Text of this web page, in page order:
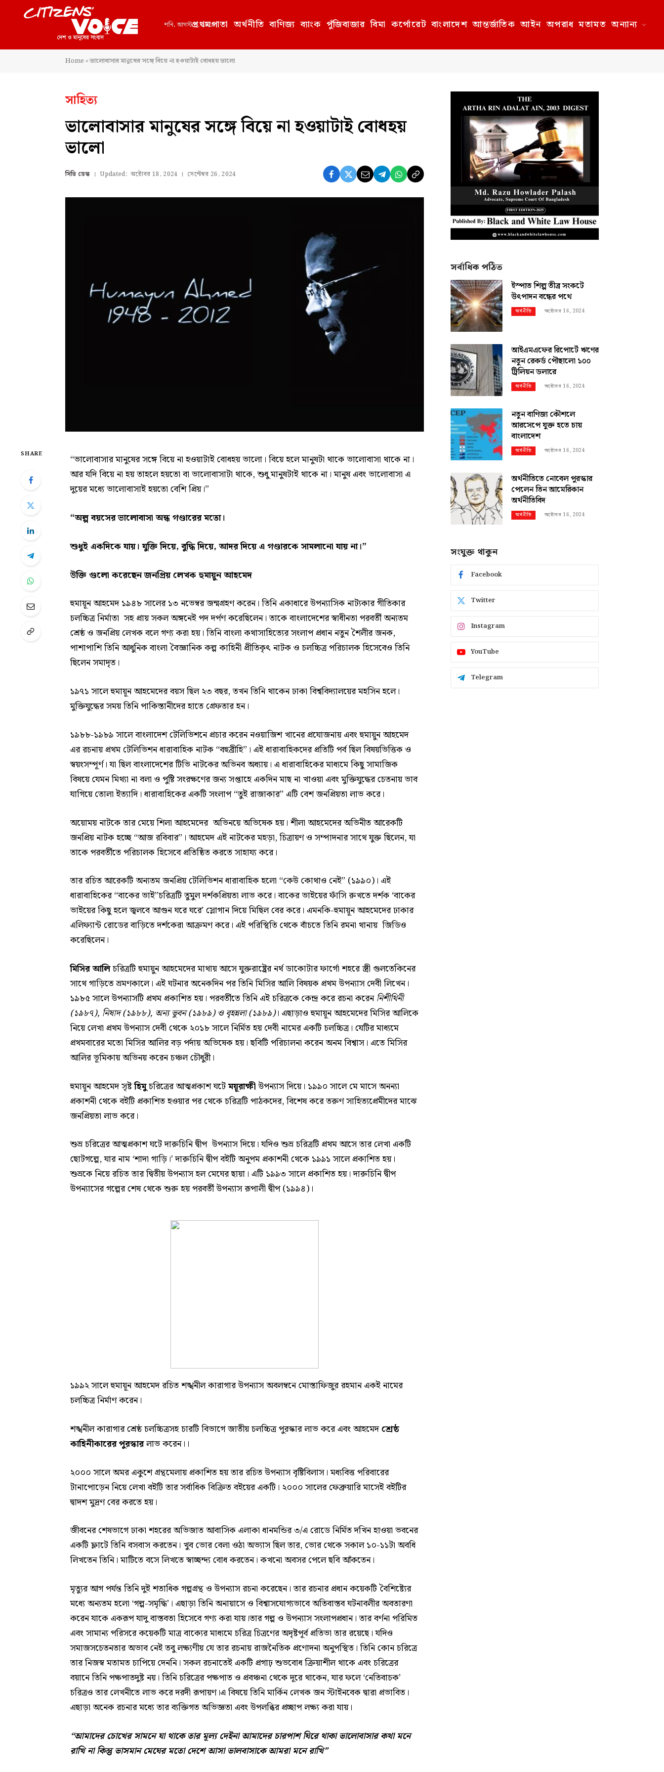
শনি, আগস্ট 8, 2026
প্রথমপাতা অর্থনীতি বাণিজ্য ব্যাংক পুঁজিবাজার বিমা কর্পোরেট বাংলাদেশ আন্তর্জাতিক আইন অপরাধ মতামত অন্যান্য
Home»ভালোবাসার মানুষের সঙ্গে বিয়ে না হওয়াটাই বোধহয় ভালো
সাহিত্য
ভালোবাসার মানুষের সঙ্গে বিয়ে না হওয়াটাই বোধহয়
ভালো
সিভি ডেস্ক Updated: অক্টোবর 18, 2024 সেপ্টেম্বর 26, 2024
SHARE
“ভালোবাসার মানুষের সঙ্গে বিয়ে না হওয়াটাই বোধহয় ভালো। বিয়ে হলে মানুষটা থাকে ভালোবাসা থাকে না।
আর যদি বিয়ে না হয় তাহলে হয়তো বা ভালোবাসাটা থাকে, শুধু মানুষটাই থাকে না। মানুষ এবং ভালোবাসা এ
দুয়ের মধ্যে ভালোবাসাই হয়তো বেশি প্রিয়।”
“অল্প বয়সের ভালোবাসা অন্ধ গণ্ডারের মতো।
শুধুই একদিকে যায়। যুক্তি দিয়ে, বুদ্ধি দিয়ে, আদর দিয়ে এ গণ্ডারকে সামলানো যায় না।”
উক্তি গুলো করেছেন জনপ্রিয় লেখক হুমায়ুন আহমেদ
হুমায়ূন আহমেদ ১৯৪৮ সালের ১৩ নভেম্বর জন্মগ্রহণ করেন। তিনি একাধারে উপন্যাসিক নাট্যকার গীতিকার
চলচ্চিত্র নির্মাতা সহ প্রায় সকল অঙ্গনেই পদ দর্পণ করেছিলেন। তাকে বাংলাদেশের স্বাধীনতা পরবর্তী অন্যতম
শ্রেষ্ঠ ও জনপ্রিয় লেখক বলে গণ্য করা হয়। তিনি বাংলা কথাসাহিত্যের সংলাপ প্রধান নতুন শৈলীর জনক,
পাশাপাশি তিনি আধুনিক বাংলা বৈজ্ঞানিক কল্প কাহিনী প্রীতিকৃৎ নাটক ও চলচ্চিত্র পরিচালক হিসেবেও তিনি
ছিলেন সমাদৃত।
১৯৭১ সালে হুমায়ূন আহমেদের বয়স ছিল ২৩ বছর, তখন তিনি থাকেন ঢাকা বিশ্ববিদ্যালয়ের মহসিন হলে।
মুক্তিযুদ্ধের সময় তিনি পাকিস্তানীদের হাতে গ্রেফতার হন।
১৯৮৮-১৯৮৯ সালে বাংলাদেশ টেলিভিশনে প্রচার করেন নওয়াজিশ খানের প্রযোজনায় এবং হুমায়ুন আহমেদ
এর রচনায় প্রথম টেলিভিশন ধারাবাহিক নাটক “বহুব্রীহি”। এই ধারাবাহিকদের প্রতিটি পর্ব ছিল বিষয়ভিত্তিক ও
স্বয়ংসম্পূর্ণ। যা ছিল বাংলাদেশের টিভি নাটকের অভিনব অধ্যায়। এ ধারাবাহিকের মাধ্যমে কিছু সামাজিক
বিষয়ে যেমন মিথ্যা না বলা ও পুষ্টি সংরক্ষণের জন্য সপ্তাহে একদিন মাছ না খাওয়া এবং মুক্তিযুদ্ধের চেতনায় ভাব
যাগিয়ে তোলা ইত্যাদি। ধারাবাহিকের একটি সংলাপ “তুই রাজাকার” এটি বেশ জনপ্রিয়তা লাভ করে।
অয়োময় নাটকে তার মেয়ে শিলা আহমেদের অভিনয়ে অভিষেক হয়। শীলা আহমেদের অভিনীত আরেকটি
জনপ্রিয় নাটক হচ্ছে “আজ রবিবার”। আহমেদ এই নাটকের মহড়া, চিত্রায়ণ ও সম্পাদনার সাথে যুক্ত ছিলেন, যা
তাকে পরবর্তীতে পরিচালক হিসেবে প্রতিষ্ঠিত করতে সাহায্য করে।
তার রচিত আরেকটি অন্যতম জনপ্রিয় টেলিভিশন ধারাবাহিক হলো “কেউ কোথাও নেই” (১৯৯০)। এই
ধারাবাহিকের “বাকের ভাই”চরিত্রটি তুমুল দর্শকপ্রিয়তা লাভ করে। বাকের ভাইয়ের ফাঁসি রুখতে দর্শক ‘বাকের
ভাইয়ের কিছু হলে জ্বলবে আগুন ঘরে ঘরে’ স্লোগান দিয়ে মিছিল বের করে। এমনকি-হুমায়ূন আহমেদের ঢাকার
এলিফ্যান্ট রোডের বাড়িতে দর্শকেরা আক্রমণ করে। এই পরিস্থিতি থেকে বাঁচতে তিনি রমনা থানায় জিডিও
করেছিলেন।
মিসির আলিচরিত্রটি হুমায়ুন আহমেদের মাথায় আসে যুক্তরাষ্ট্রের নর্থ ডাকোটার ফার্গো শহরে স্ত্রী গুলতেকিনের
সাথে গাড়িতে ভ্রমণকালে। এই ঘটনার অনেকদিন পর তিনি মিসির আলি বিষয়ক প্রথম উপন্যাস দেবী লিখেন।
১৯৮৫ সালে উপন্যাসটি প্রথম প্রকাশিত হয়। পরবর্তীতে তিনি এই চরিত্রকে কেন্দ্র করে রচনা করেননিশীথিনী
(১৯৮৭), নিষাদ (১৯৮৮), অন্য ভুবন (১৯৮৯) ও বৃহন্নলা (১৯৮৯)। এছাড়াও হুমায়ূন আহমেদের মিসির আলিকে
নিয়ে লেখা প্রথম উপন্যাস দেবী থেকে ২০১৮ সালে নির্মিত হয় দেবী নামের একটি চলচ্চিত্র। যেটির মাধ্যমে
প্রথমবারের মতো মিসির আলির বড় পর্দায় অভিষেক হয়। ছবিটি পরিচালনা করেন অনম বিশ্বাস। এতে মিসির
আলির ভূমিকায় অভিনয় করেন চঞ্চল চৌধুরী।
হুমায়ূন আহমেদ সৃষ্টহিমুচরিত্রের আত্মপ্রকাশ ঘটেময়ূরাক্ষীউপন্যাস দিয়ে। ১৯৯০ সালে মে মাসে অনন্যা
প্রকাশনী থেকে বইটি প্রকাশিত হওয়ার পর থেকে চরিত্রটি পাঠকদের, বিশেষ করে তরুণ সাহিত্যপ্রেমীদের মাঝে
জনপ্রিয়তা লাভ করে।
শুভ্র চরিত্রের আত্মপ্রকাশ ঘটে দারুচিনি দ্বীপ উপন্যাস দিয়ে। যদিও শুভ্র চরিত্রটি প্রথম আসে তার লেখা একটি
ছোটগল্পে, যার নাম ‘শাদা গাড়ি।’ দারুচিনি দ্বীপ বইটি অনুপম প্রকাশনী থেকে ১৯৯১ সালে প্রকাশিত হয়।
শুভ্রকে নিয়ে রচিত তার দ্বিতীয় উপন্যাস হল মেঘের ছায়া। এটি ১৯৯৩ সালে প্রকাশিত হয়। দারুচিনি দ্বীপ
উপন্যাসের গল্পের শেষ থেকে শুরু হয় পরবর্তী উপন্যাস রূপালী দ্বীপ (১৯৯৪)।
১৯৯২ সালে হুমায়ূন আহমেদ রচিত শঙ্খনীল কারাগার উপন্যাস অবলম্বনে মোস্তাফিজুর রহমান একই নামের
চলচ্চিত্র নির্মাণ করেন।
শঙ্খনীল কারাগার শ্রেষ্ঠ চলচ্চিত্রসহ চারটি বিভাগে জাতীয় চলচ্চিত্র পুরস্কার লাভ করে এবং আহমেদশ্রেষ্ঠ
কাহিনীকারের পুরস্কারলাভ করেন।।
২০০০ সালে অমর একুশে গ্রন্থমেলায় প্রকাশিত হয় তার রচিত উপন্যাস বৃষ্টিবিলাস। মধ্যবিত্ত পরিবারের
টানাপোড়েন নিয়ে লেখা বইটি তার সর্বাধিক বিক্রিত বইয়ের একটি। ২০০০ সালের ফেব্রুয়ারি মাসেই বইটির
দ্বাদশ মুদ্রণ বের করতে হয়।
জীবনের শেষভাগে ঢাকা শহরের অভিজাত আবাসিক এলাকা ধানমন্ডির ৩/এ রোডে নির্মিত দখিন হাওয়া ভবনের
একটি ফ্লাটে তিনি বসবাস করতেন। খুব ভোর বেলা ওঠা অভ্যাস ছিল তার, ভোর থেকে সকাল ১০-১১টা অবধি
লিখতেন তিনি। মাটিতে বসে লিখতে স্বাচ্ছন্দ্য বোধ করতেন। কখনো অবসর পেলে ছবি আঁকতেন।
মৃত্যুর আগ পর্যন্ত তিনি দুই শতাধিক গল্পগ্রন্থ ও উপন্যাস রচনা করেছেন। তার রচনার প্রধান কয়েকটি বৈশিষ্ট্যের
মধ্যে অন্যতম হলো ‘গল্প-সমৃদ্ধি’। এছাড়া তিনি অনায়াসে ও বিশ্বাসযোগ্যভাবে অতিবাস্তব ঘটনাবলীর অবতারণা
করেন যাকে একরূপ যাদু বাস্তবতা হিসেবে গণ্য করা যায়।তার গল্প ও উপন্যাস সংলাপপ্রধান। তার বর্ণনা পরিমিত
এবং সামান্য পরিসরে কয়েকটি মাত্র বাক্যের মাধ্যমে চরিত্র চিত্রণের অদৃষ্টপূর্ব প্রতিভা তার রয়েছে। যদিও
সমাজসচেতনতার অভাব নেই তবু লক্ষ্যণীয় যে তার রচনায় রাজনৈতিক প্রণোদনা অনুপস্থিত। তিনি কোন চরিত্রে
তার নিজস্ব মতামত চাপিয়ে দেননি। সকল রচনাতেই একটি প্রগাঢ় শুভবোধ ক্রিয়াশীল থাকে এবং চরিত্রের
বয়ানে তিনি পক্ষপাতদুষ্ট নয়। তিনি চরিত্রের পক্ষপাত ও প্রবঞ্চনা থেকে দূরে থাকেন, যার ফলে ‘নেতিবাচক’
চরিত্রও তার লেখনীতে লাভ করে দরদী রূপায়ণ।এ বিষয়ে তিনি মার্কিন লেখক জন স্টাইনবেক দ্বারা প্রভাবিত।
এছাড়া অনেক রচনার মধ্যে তার ব্যক্তিগত অভিজ্ঞতা এবং উপলব্ধির প্রচ্ছাপ লক্ষ্য করা যায়।
“আমাদের চোখের সামনে যা থাকে তার মূল্য দেইনা আমাদের চারপাশ ঘিরে থাকা ভালোবাসার কথা মনে
রাখি না কিন্তু ভাসমান মেঘের মতো দেশে আসা ভালবাসাকে আমরা মনে রাখি”
সর্বাধিক পঠিত
ইস্পাত শিল্প তীব্র সংকটে
উৎপাদন বন্ধের পথে
অর্থনীতি অক্টোবর 16, 2024
আইএমএফের রিপোর্টে ঋণের
নতুন রেকর্ড পৌছালো ১০০
ট্রিলিয়ন ডলারে
অর্থনীতি অক্টোবর 16, 2024
নতুন বাণিজ্য কৌশলে
আরসেপে যুক্ত হতে চায়
বাংলাদেশ
অর্থনীতি অক্টোবর 16, 2024
অর্থনীতিতে নোবেল পুরস্কার
পেলেন তিন আমেরিকান
অর্থনীতিবিদ
অর্থনীতি অক্টোবর 16, 2024
সংযুক্ত থাকুন
Facebook
Twitter
Instagram
YouTube
Telegram